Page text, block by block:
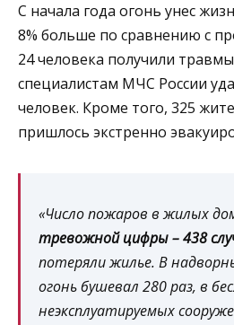
С начала года огонь унес
8% больше по сравнению с
24 человека получили
специалистам МЧС России
человек. Кроме того, 325
пришлось экстренно
«Число пожаров в жилых
тревожной цифры – 438
потеряли жилье. В
огонь бушевал 280 раз, в
неэксплуатируемых